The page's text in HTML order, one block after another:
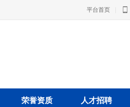
平台首页
荣誉资质 人才招聘